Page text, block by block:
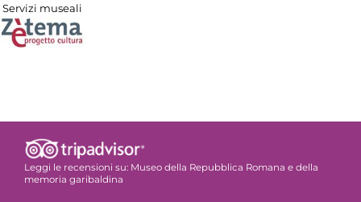
Servizi museali
Leggi le recensioni su: Museo della Repubblica Romana e della
memoria garibaldina